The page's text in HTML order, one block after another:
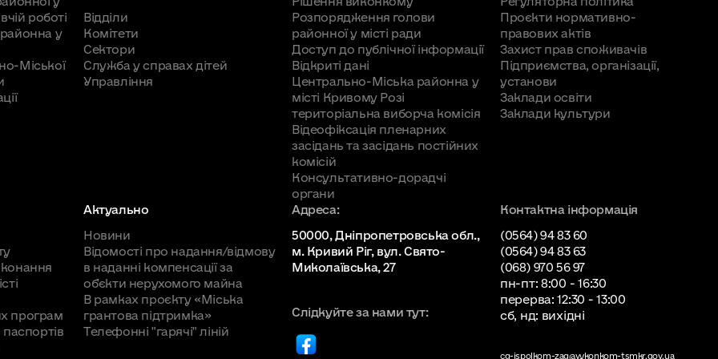
(Шмідта) Молотай Олена Євгенівна 50072, вул. Миколи Куліша, буд. 100
Удовенка, Інженерів
добровольців
Українська, буд. № 193-
Фоменко Марина Василівна 50072, вул. Кременчуцька, буд. 15а
Рибак Валентина Миколаївна 50072, вул. Новопокровська, буд. 92
Басенко Наталя Віталіївна 50072, вул. Героїв полку «Азов», буд. 158
Українська, буд. №
Мельникова Ольга Станіславівна
50024, Новопокровська, буд. 66
Гардаш Любов Іванівна 50072, вул. Шевченка, буд. 34
№ 155-311; 202а, 208-352,
Стафєєва Лариса Олександрівна 50072, вул. Володимира Винниченка, буд. 267
Охріма Кравченка
Маркіна Тетяна Анатоліївна 50072, вул. Володимира Винниченка, буд. 75
буд. №№ 15, 17
буд. № 19
буд. № 62
територіальної, буд. № 1
роботі
у
Міської
Відділи
Комітети
Сектори
Служба у справах дітей
Управління
Розпорядження голови
районної у місті ради
Доступ до публічної інформації
Відкриті дані
Центрально-Міська районна у
місті Кривому Розі
територіальна виборча комісія
Відеофіксація пленарних
засідань та засідань постійних
комісій
Консультативно-дорадчі
органи
Проєкти нормативно-
правових актів
Захист прав споживачів
Підприємства, організації,
установи
Заклади освіти
Заклади культури
програм
Актуально
Новини
Відомості про надання/відмову
в наданні компенсації за
об'єкти нерухомого майна
В рамках проєкту «Міська
грантова підтримка»
Телефонні "гарячі" ліній
Адреса:
50000, Дніпропетровська обл.,
м. Кривий Ріг, вул. Свято-
Миколаївська, 27
Слідкуйте за нами тут:
Контактна інформація
(0564) 94 83 60
(0564) 94 83 63
(068) 970 56 97
пн-пт: 8:00 - 16:30
перерва: 12:30 - 13:00
сб, нд: вихідні
cg-ispolkom-zag@vykonkom-tsmkr.gov.ua